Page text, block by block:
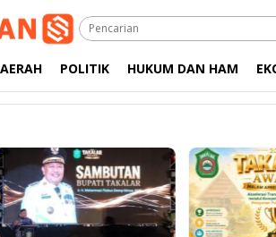
POLITIK HUKUM DAN HAM